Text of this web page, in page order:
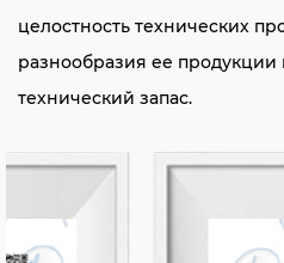
целостность технических
разнообразия ее
технический запас.